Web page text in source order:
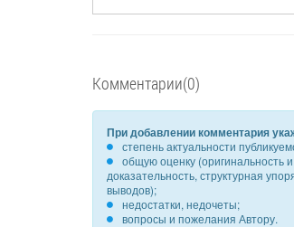
Комментарии(0)
При добавлении комментария
степень актуальности
общую оценку (оригинальность
доказательность, структурная
выводов);
недостатки, недочеты;
вопросы и пожелания Автору.